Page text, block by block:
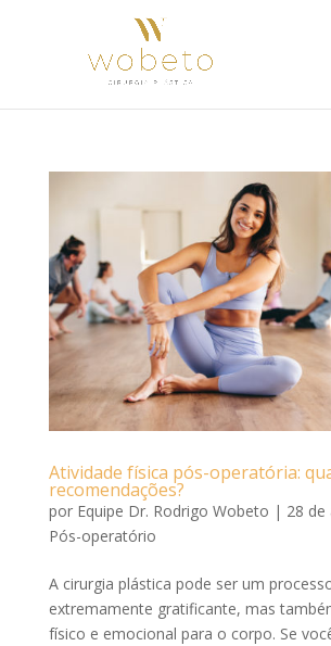
Atividade física pós-operatória:
recomendações?
por Equipe Dr. Rodrigo Wobeto | 28 de
Pós-operatório
A cirurgia plástica pode ser um
extremamente gratificante, mas
físico e emocional para o corpo. Se